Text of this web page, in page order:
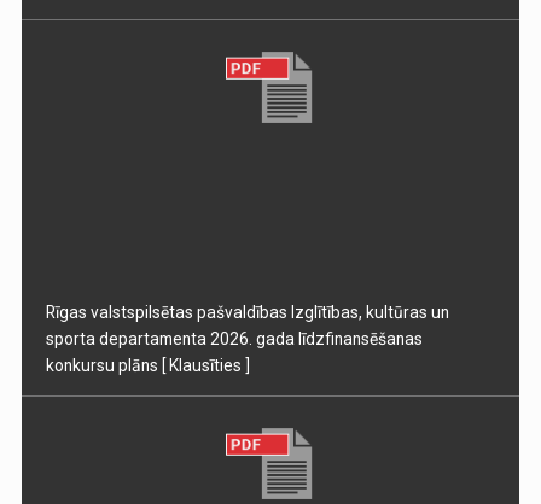
Rīgas valstspilsētas pašvaldības Izglītības, kultūras un
sporta departamenta 2026. gada līdzfinansēšanas
konkursu plāns [ Klausīties ]